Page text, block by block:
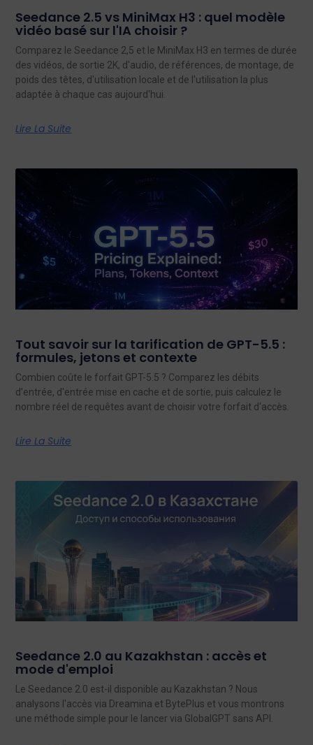
Seedance 2.5 vs MiniMax H3 : quel modèle
vidéo basé sur l'IA choisir ?
Comparez le Seedance 2,5 et le MiniMax H3 en termes de durée
des vidéos, de sortie 2K, d'audio, de références, de montage, de
poids des têtes, d'utilisation locale et de l'utilisation la plus
adaptée à chaque cas aujourd'hui.
Lire La Suite
Tout savoir sur la tarification de GPT-5.5 :
formules, jetons et contexte
Combien coûte le forfait GPT-5.5 ? Comparez les débits
d'entrée, d'entrée mise en cache et de sortie, puis calculez le
nombre réel de requêtes avant de choisir votre forfait d'accès.
Lire La Suite
Seedance 2.0 au Kazakhstan : accès et
mode d'emploi
Le Seedance 2.0 est-il disponible au Kazakhstan ? Nous
analysons l'accès via Dreamina et BytePlus et vous montrons
une méthode simple pour le lancer via GlobalGPT sans API.